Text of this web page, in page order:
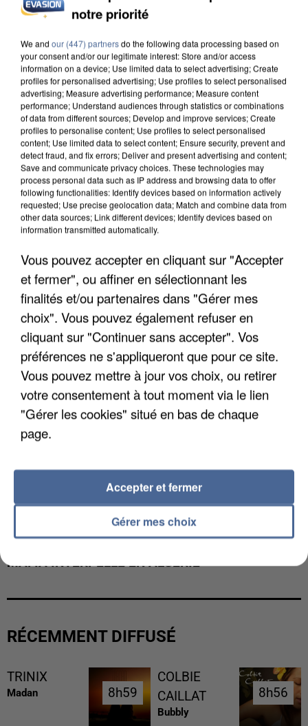
INCENDIES : L’ÎLE-DE-FRANCE LANCE UN ÉLAN
APRÈS TOUTES CES CANICULES, LES REFUGES
DE FAUNE SAUVAGE SONT...
MAFIA INTERPELLÉ EN ALGÉRIE
RÉCEMMENT DIFFUSÉ
TRINIX
Madan 8h59
8h59
COLBIE
CAILLAT
Bubbly
8h56
8h56
notre priorité
We and our (447) partnersdo the following data processing based on
your consent and/or our legitimate interest: Store and/or access
information on a device; Use limited data to select advertising; Create
profiles for personalised advertising; Use profiles to select personalised
advertising; Measure advertising performance; Measure content
performance; Understand audiences through statistics or combinations
of data from different sources; Develop and improve services; Create
profiles to personalise content; Use profiles to select personalised
content; Use limited data to select content; Ensure security, prevent and
detect fraud, and fix errors; Deliver and present advertising and content;
Save and communicate privacy choices. These technologies may
process personal data such as IP address and browsing data to offer
following functionalities: Identify devices based on information actively
requested; Use precise geolocation data; Match and combine data from
other data sources; Link different devices; Identify devices based on
information transmitted automatically.
Vous pouvez accepter en cliquant sur "Accepter
et fermer", ou affiner en sélectionnant les
finalités et/ou partenaires dans "Gérer mes
choix". Vous pouvez également refuser en
cliquant sur "Continuer sans accepter". Vos
préférences ne s'appliqueront que pour ce site.
Vous pouvez mettre à jour vos choix, ou retirer
votre consentement à tout moment via le lien
"Gérer les cookies" situé en bas de chaque
page.
Gérer mes choix
Accepter et fermer